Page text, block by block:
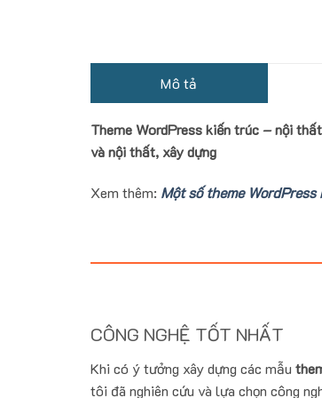
Mô tả
Theme WordPress kiến trúc – nội
và nội thất, xây dựng
Xem thêm: Một số theme
CÔNG NGHỆ TỐT NHẤT
Khi có ý tưởng xây dựng các mẫu
tôi đã nghiên cứu và lựa chọn công